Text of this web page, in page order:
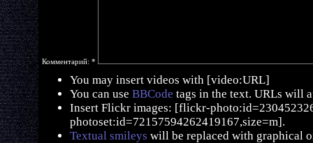
Комментарий: *
You may insert videos with [video:URL]
You can use BBCode tags in the text. URLs will
Insert Flickr images: [flickr-
photoset:id=72157594262419167,size=m].
Textual smileys will be replaced with graphical